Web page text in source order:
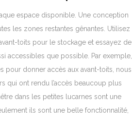
espace disponible. Une conception
les zones restantes gênantes. Utilisez
toits pour le stockage et essayez de
accessibles que possible. Par exemple,
pour donner accès aux avant-toits, nous
qui ont rendu l’accès beaucoup plus
dans les petites lucarnes sont une
ils sont une belle fonctionnalité,